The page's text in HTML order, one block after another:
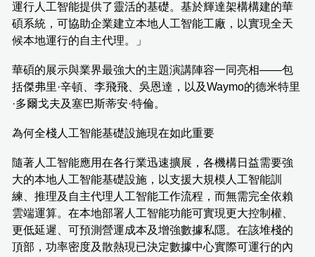
運行人工智能提供了靈活的基礎。基於輝達架構構建的華
碩系統，可協助企業建立本地人工智能工廠，以實現全天
候本地運行的自主代理。」
華碩的展示與業界最強大的主題演講陣容一同亮相——包
括傑弗里·辛頓、李飛飛、吳恩達，以及Waymo的德米特里
·多爾戈夫及塞巴斯蒂安·特倫。
為何全棧人工智能基礎設施現在如此重要
隨著人工智能應用在各行業迅速擴展，各機構日益需要強
大的本地人工智能基礎設施，以支援大規模人工智能訓
練、推理及自主代理人工智能工作流程，而無需完全依賴
雲端運算。在本地部署人工智能功能可實現更大控制權、
更低延遲、可預測營運成本及增強數據私隱。在該堆棧的
頂部，功率密度及散熱現已決定數據中心實際可運行的內